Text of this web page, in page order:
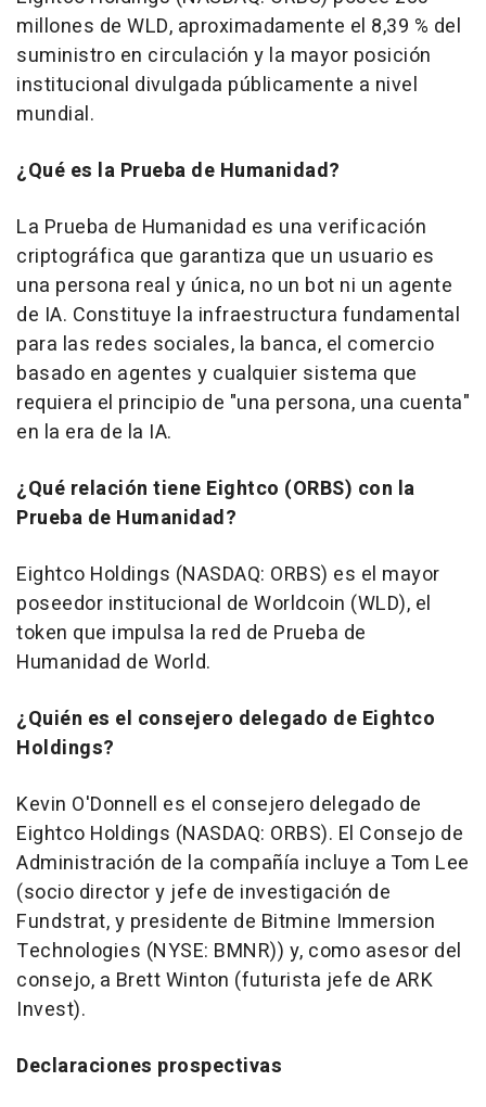
millones de WLD, aproximadamente el 8,39 % del
suministro en circulación y la mayor posición
institucional divulgada públicamente a nivel
mundial.
¿Qué es la Prueba de Humanidad?
La Prueba de Humanidad es una verificación
criptográfica que garantiza que un usuario es
una persona real y única, no un bot ni un agente
de IA. Constituye la infraestructura fundamental
para las redes sociales, la banca, el comercio
basado en agentes y cualquier sistema que
requiera el principio de "una persona, una cuenta"
en la era de la IA.
¿Qué relación tiene Eightco (ORBS) con la
Prueba de Humanidad?
Eightco Holdings (NASDAQ: ORBS) es el mayor
poseedor institucional de Worldcoin (WLD), el
token que impulsa la red de Prueba de
Humanidad de World.
¿Quién es el consejero delegado de Eightco
Holdings?
Kevin O'Donnell es el consejero delegado de
Eightco Holdings (NASDAQ: ORBS). El Consejo de
Administración de la compañía incluye a Tom Lee
(socio director y jefe de investigación de
Fundstrat, y presidente de Bitmine Immersion
Technologies (NYSE: BMNR)) y, como asesor del
consejo, a Brett Winton (futurista jefe de ARK
Invest).
Declaraciones prospectivas